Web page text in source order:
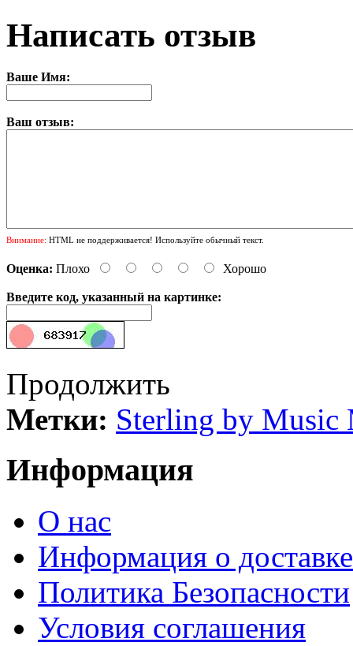
Написать отзыв
Ваше Имя:
Ваш отзыв:
Внимание: HTML не поддерживается! Используйте обычный текст.
Оценка: Плохо Хорошо
Введите код, указанный на картинке:
Продолжить
Метки: Sterling by Music
Информация
О нас
Информация о доставке
Политика Безопасности
Условия соглашения